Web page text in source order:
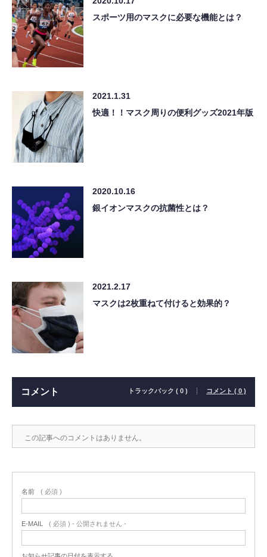
スポーツ用のマスクに必要な機能とは？
2021.1.31
快適！！マスク周りの便利グッズ2021年版
2020.10.16
銀イオンマスクの抗菌性とは？
2021.2.17
マスクは2枚重ねて付けると効果的？
コメント トラックバック ( 0 ) コメント ( 0 )
この記事へのコメントはありません。
名前 ( 必須 )
E-MAIL ( 必須 ) - 公開されません -
お知らせ記事の日付を表示する